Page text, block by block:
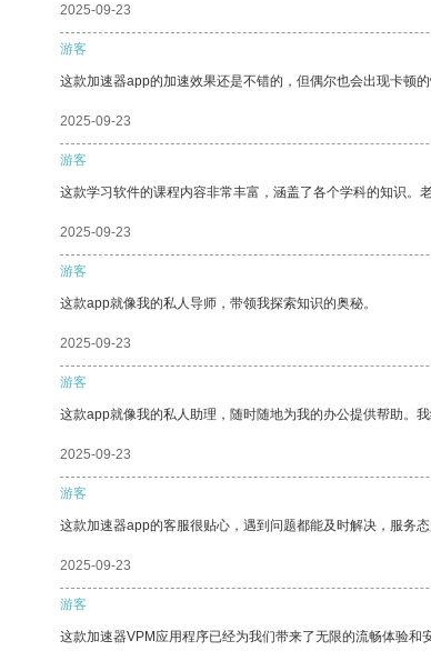
2025-09-23
游客
这款加速器app的加速效果还是不错的，但偶尔也会出现卡顿
2025-09-23
游客
这款学习软件的课程内容非常丰富，涵盖了各个学科的知识。
2025-09-23
游客
这款app就像我的私人导师，带领我探索知识的奥秘。
2025-09-23
游客
这款app就像我的私人助理，随时随地为我的办公提供帮助。
2025-09-23
游客
这款加速器app的客服很贴心，遇到问题都能及时解决，服务态
2025-09-23
游客
这款加速器VPM应用程序已经为我们带来了无限的流畅体验和